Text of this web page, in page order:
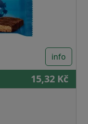
info
15,32 Kč